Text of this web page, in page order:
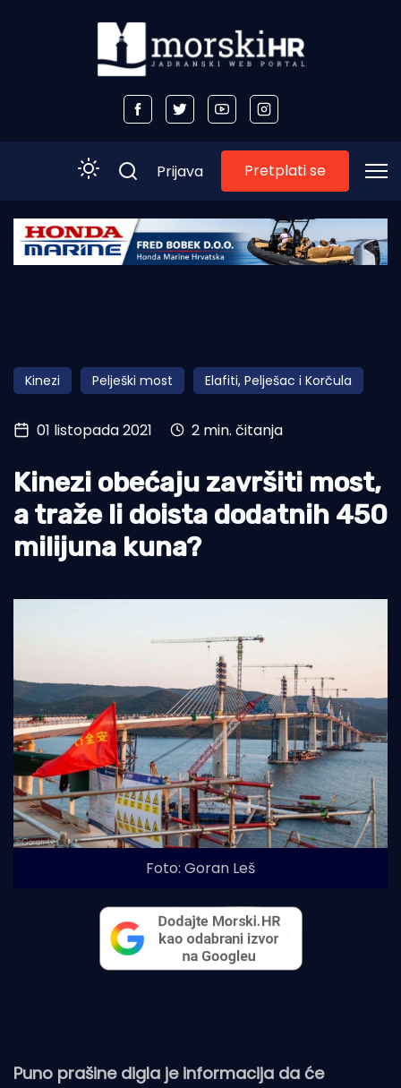
Početna
Obala
Otoci
Turizam i nautika
Pomorstvo
Ribolov
Ekologija
Prijava Pretplati se
Kinezi Pelješki most Elafiti, Pelješac i Korčula
01 listopada 2021 2 min. čitanja
Kinezi obećaju završiti most,
a traže li doista dodatnih 450
milijuna kuna?
Foto: Goran Leš
Puno prašine digla je informacija da će